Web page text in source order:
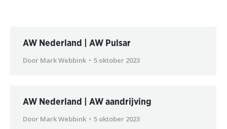
AW Nederland | AW Pulsar
Door Mark Webbink 5 oktober 2023
AW Nederland | AW aandrijving
Door Mark Webbink 5 oktober 2023